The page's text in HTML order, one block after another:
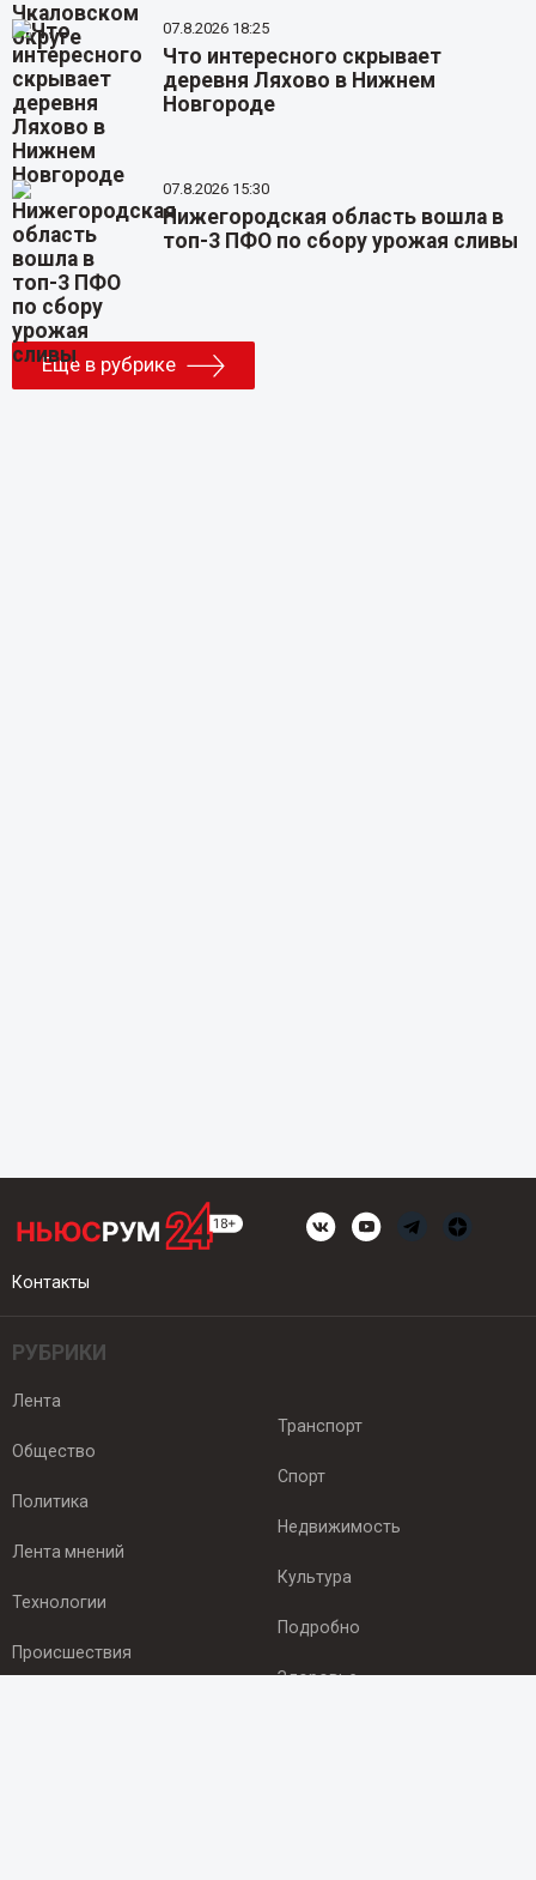
07.8.2026 18:25
Что интересного скрывает
деревня Ляхово в Нижнем
Новгороде
07.8.2026 15:30
Нижегородская область вошла в
топ-3 ПФО по сбору урожая сливы
Еще в рубрике
Контакты
РУБРИКИ
Лента
Общество
Политика
Лента мнений
Технологии
Происшествия
Транспорт
Спорт
Недвижимость
Культура
Подробно
Здоровье